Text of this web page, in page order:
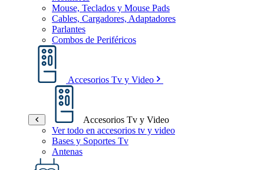
Mouse, Teclados y Mouse Pads
Cables, Cargadores, Adaptadores
Parlantes
Combos de Periféricos
Accesorios Tv y Video
Accesorios Tv y Video
Ver todo en accesorios tv y video
Bases y Soportes Tv
Antenas